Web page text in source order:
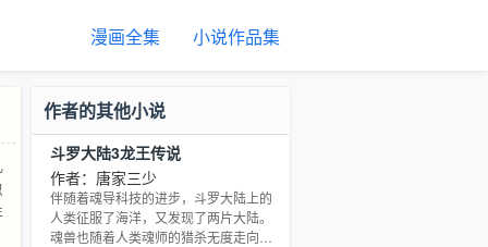
漫画全集 小说作品集
作者的其他小说
斗罗大陆3龙王传说
作者：唐家三少
伴随着魂导科技的进步，斗罗大陆上的
人类征服了海洋，又发现了两片大陆。
魂兽也随着人类魂师的猎杀无度走向灭